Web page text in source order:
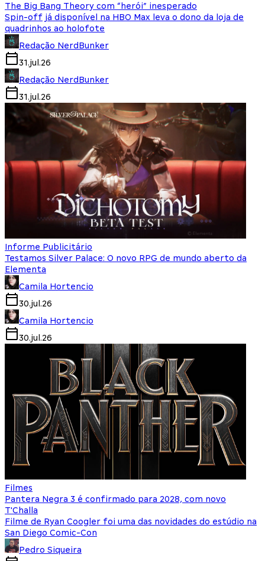
The Big Bang Theory com “herói” inesperado
Spin-off já disponível na HBO Max leva o dono da loja de
quadrinhos ao holofote
Redação NerdBunker
31.jul.26
Redação NerdBunker
31.jul.26
Informe Publicitário
Testamos Silver Palace: O novo RPG de mundo aberto da
Elementa
Camila Hortencio
30.jul.26
Camila Hortencio
30.jul.26
Filmes
Pantera Negra 3 é confirmado para 2028, com novo
T'Challa
Filme de Ryan Coogler foi uma das novidades do estúdio na
San Diego Comic-Con
Pedro Siqueira